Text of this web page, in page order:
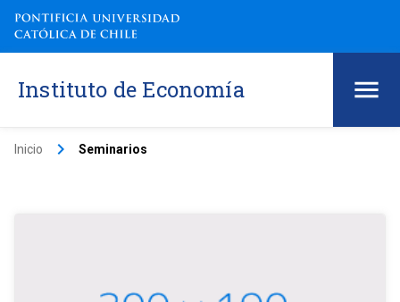
Instituto de Economía
Inicio keyboard_arrow_right Seminarios